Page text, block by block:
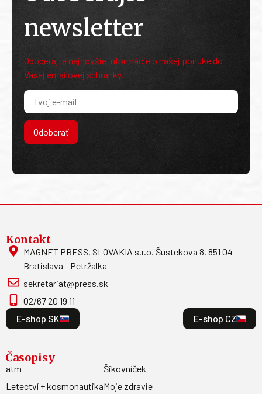
newsletter
Odoberajte najnovšie informácie o našej ponuke do
Vašej emailovej schránky.
Odoberať
Kontakt
MAGNET PRESS, SLOVAKIA s.r.o. Šustekova 8, 851 04
Bratislava - Petržalka
sekretariat@press.sk
02/67 20 19 11
E-shop SK
E-shop CZ
Časopisy
atm
Letectví + kosmonautika
Šikovníček
Moje zdravie